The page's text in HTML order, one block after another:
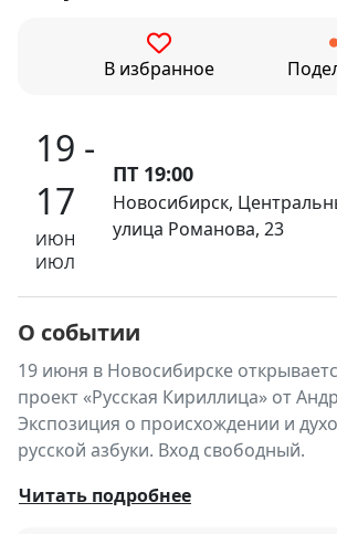
В избранное
19 -
17
ИЮН
ИЮЛ
ПТ 19:00
Новосибирск,
улица Романова, 23
О событии
19 июня в Новосибирске
проект «Русская Кириллица» от
Экспозиция о происхождении и
русской азбуки. Вход свободный.
📚✨ В Новосибирске состоится
Читать подробнее